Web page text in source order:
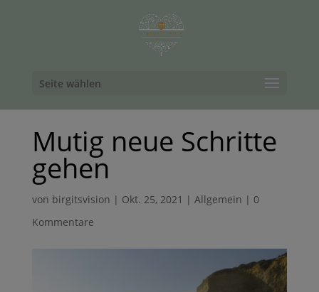
Seite wählen
Mutig neue Schritte
gehen
von birgitsvision | Okt. 25, 2021 | Allgemein | 0
Kommentare